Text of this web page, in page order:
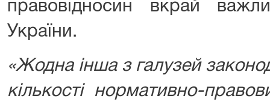
правовідносин вкрай
України.
«Жодна інша з галузей
кількості нормативно-